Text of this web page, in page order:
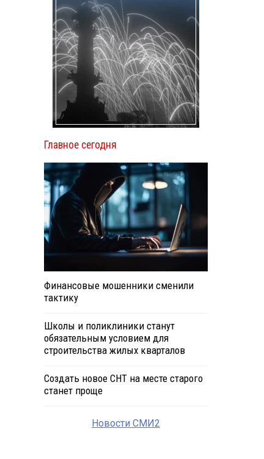
Главное сегодня
Финансовые мошенники сменили
тактику
Школы и поликлиники станут
обязательным условием для
строительства жилых кварталов
Создать новое СНТ на месте старого
станет проще
Новости СМИ2